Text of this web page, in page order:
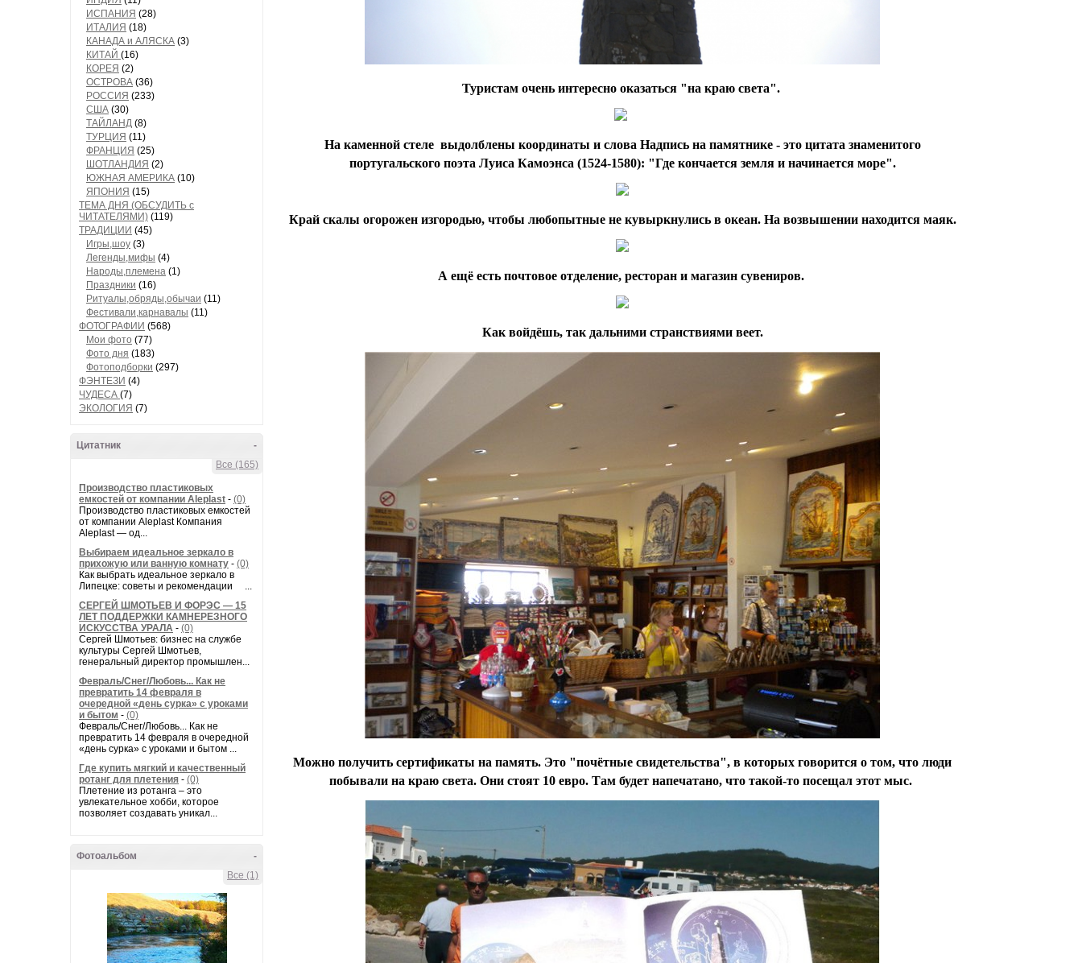
ИСПАНИЯ (28)
ИТАЛИЯ (18)
КАНАДА и АЛЯСКА (3)
КИТАЙ (16)
КОРЕЯ (2)
ОСТРОВА (36)
РОССИЯ (233)
США (30)
ТАЙЛАНД (8)
ТУРЦИЯ (11)
ФРАНЦИЯ (25)
ШОТЛАНДИЯ (2)
ЮЖНАЯ АМЕРИКА (10)
ЯПОНИЯ (15)
ТЕМА ДНЯ (ОБСУДИТЬ с
ЧИТАТЕЛЯМИ) (119)
ТРАДИЦИИ (45)
Игры,шоу (3)
Легенды,мифы (4)
Народы,племена (1)
Праздники (16)
Ритуалы,обряды,обычаи (11)
Фестивали,карнавалы (11)
ФОТОГРАФИИ (568)
Мои фото (77)
Фото дня (183)
Фотоподборки (297)
ФЭНТЕЗИ (4)
ЧУДЕСА (7)
ЭКОЛОГИЯ (7)
-
Цитатник
Все (165)
Производство пластиковых
емкостей от компании Aleplast - (0)
Производство пластиковых емкостей
от компании Aleplast Компания
Aleplast — од...
Выбираем идеальное зеркало в
прихожую или ванную комнату - (0)
Как выбрать идеальное зеркало в
Липецке: советы и рекомендации ...
СЕРГЕЙ ШМОТЬЕВ И ФОРЭС — 15
ЛЕТ ПОДДЕРЖКИ КАМНЕРЕЗНОГО
ИСКУССТВА УРАЛА - (0)
Сергей Шмотьев: бизнес на службе
культуры Сергей Шмотьев,
генеральный директор промышлен...
Февраль/Снег/Любовь... Как не
превратить 14 февраля в
очередной «день сурка» с уроками
и бытом - (0)
Февраль/Снег/Любовь... Как не
превратить 14 февраля в очередной
«день сурка» с уроками и бытом ...
Где купить мягкий и качественный
ротанг для плетения - (0)
Плетение из ротанга – это
увлекательное хобби, которое
позволяет создавать уникал...
-
Фотоальбом
Все (1)
Туристам очень интересно оказаться "на краю света".
На каменной стеле выдолблены координаты и слова Надпись на памятнике - это цитата знаменитого
португальского поэта Луиса Камоэнса (1524-1580): "Где кончается земля и начинается море".
Край скалы огорожен изгородью, чтобы любопытные не кувыркнулись в океан. На возвышении находится маяк.
А ещё есть почтовое отделение, ресторан и магазин сувениров.
Как войдёшь, так дальними странствиями веет.
Можно получить сертификаты на память. Это "почётные свидетельства", в которых говорится о том, что люди
побывали на краю света. Они стоят 10 евро. Там будет напечатано, что такой-то посещал этот мыс.